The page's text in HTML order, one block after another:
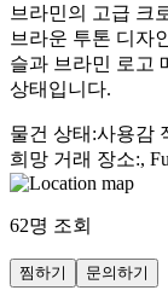
브라민의 고급 크
브라운 투톤 디자
슬과 브라민 로고
상태입니다.
물건 상태 :사용감
희망 거래 장소:,
62명 조회
찜하기 문의하기